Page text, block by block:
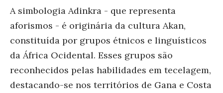
A simbologia Adinkra - que representa
aforismos - é originária da cultura Akan,
constituída por grupos étnicos e linguísticos
da África Ocidental. Esses grupos são
reconhecidos pelas habilidades em tecelagem,
destacando-se nos territórios de Gana e Costa